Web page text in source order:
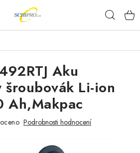
Aku
Li-ion
Ah,Makpac
Podrobnosti hodnocení